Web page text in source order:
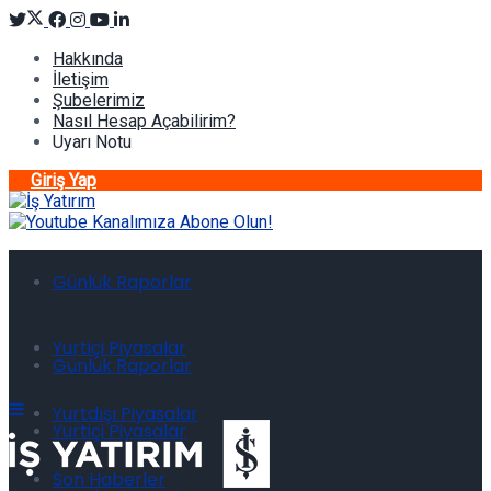
Hakkında
İletişim
Şubelerimiz
Nasıl Hesap Açabilirim?
Uyarı Notu
Giriş Yap
Günlük Raporlar
Yurtiçi Piyasalar
Yurtdışı Piyasalar
Son Haberler
Günlük Raporlar
Yurtiçi Piyasalar